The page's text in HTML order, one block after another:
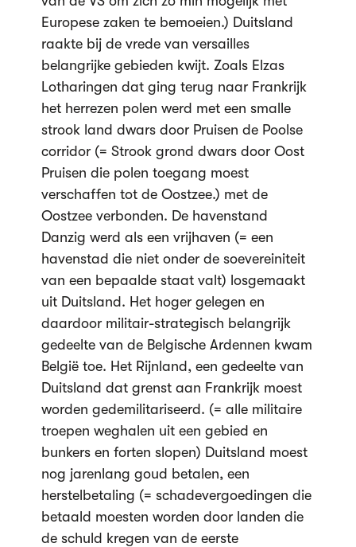
Europese zaken te bemoeien.) Duitsland
raakte bij de vrede van versailles
belangrijke gebieden kwijt. Zoals Elzas
Lotharingen dat ging terug naar Frankrijk
het herrezen polen werd met een smalle
strook land dwars door Pruisen de Poolse
corridor (= Strook grond dwars door Oost
Pruisen die polen toegang moest
verschaffen tot de Oostzee.) met de
Oostzee verbonden. De havenstand
Danzig werd als een vrijhaven (= een
havenstad die niet onder de soevereiniteit
van een bepaalde staat valt) losgemaakt
uit Duitsland. Het hoger gelegen en
daardoor militair-strategisch belangrijk
gedeelte van de Belgische Ardennen kwam
België toe. Het Rijnland, een gedeelte van
Duitsland dat grenst aan Frankrijk moest
worden gedemilitariseerd. (= alle militaire
troepen weghalen uit een gebied en
bunkers en forten slopen) Duitsland moest
nog jarenlang goud betalen, een
herstelbetaling (= schadevergoedingen die
betaald moesten worden door landen die
de schuld kregen van de eerste